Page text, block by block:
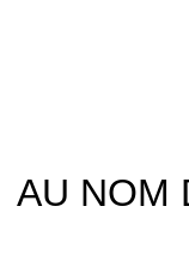
AU NOM